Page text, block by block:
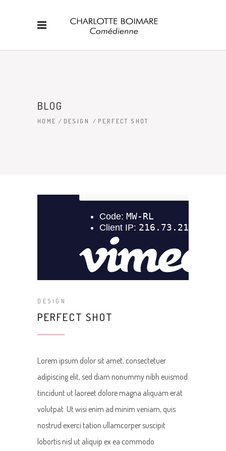
BLOG
HOME / DESIGN / PERFECT SHOT
DESIGN
PERFECT SHOT
Lorem ipsum dolor sit amet, consectetuer
adipiscing elit, sed diam nonummy nibh euismod
tincidunt ut laoreet dolore magna aliquam erat
volutpat. Ut wisi enim ad minim veniam, quis
nostrud exerci tation ullamcorper suscipit
lobortis nisl ut aliquip ex ea commodo